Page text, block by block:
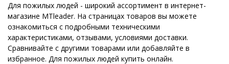
Для пожилых людей - широкий ассортимент в интернет-
магазине MTleader. На страницах товаров вы можете
ознакомиться с подробными техническими
характеристиками, отзывами, условиями доставки.
Сравнивайте с другими товарами или добавляйте в
избранное. Для пожилых людей купить онлайн.